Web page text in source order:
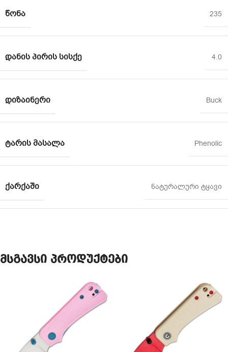
ᲬᲝᲜᲐ 235
ᲓᲐᲜᲘᲡ ᲞᲘᲠᲘᲡ ᲡᲘᲡᲥᲔ 4.0
ᲓᲘᲖᲐᲘᲜᲔᲠᲘ Buck
ᲢᲐᲠᲘᲡ ᲛᲐᲡᲐᲚᲐ Phenolic
ᲥᲐᲠᲥᲐᲨᲘ ნატურალური ტყავი
მსგავსი პროდუქტები